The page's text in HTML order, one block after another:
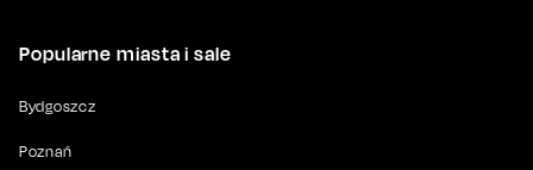
Popularne miasta i sale
Bydgoszcz
Poznań